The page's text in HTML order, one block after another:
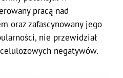
pracą nad
oraz zafascynowany jego
nie przewidział
negatywów.